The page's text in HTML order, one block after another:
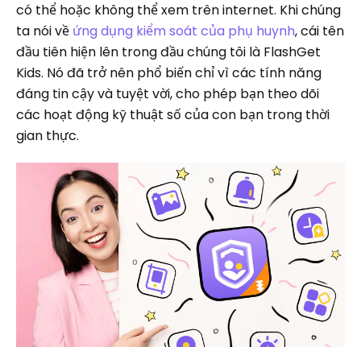
có thể hoặc không thể xem trên internet. Khi chúng
ta nói về ứng dụng kiểm soát của phụ huynh, cái tên
đầu tiên hiện lên trong đầu chúng tôi là FlashGet
Kids. Nó đã trở nên phổ biến chỉ vì các tính năng
đáng tin cậy và tuyệt vời, cho phép bạn theo dõi
các hoạt động kỹ thuật số của con bạn trong thời
gian thực.